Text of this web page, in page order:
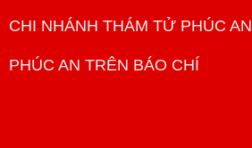
CHI NHÁNH THÁM TỬ PHÚC AN
PHÚC AN TRÊN BÁO CHÍ